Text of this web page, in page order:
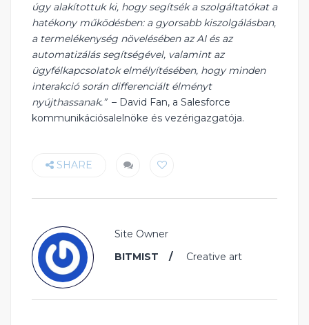
úgy alakítottuk ki, hogy segítsék a szolgáltatókat a
hatékony működésben: a gyorsabb kiszolgálásban,
a termelékenység növelésében az AI és az
automatizálás segítségével, valamint az
ügyfélkapcsolatok elmélyítésében, hogy minden
interakció során differenciált élményt
nyújthassanak.”– David Fan, a Salesforce
kommunikációsalelnöke és vezérigazgatója.
SHARE
Site Owner
BITMIST
Creative art